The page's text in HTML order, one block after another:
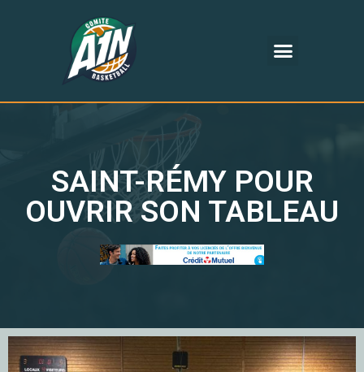
SAINT-RÉMY POUR
OUVRIR SON TABLEAU